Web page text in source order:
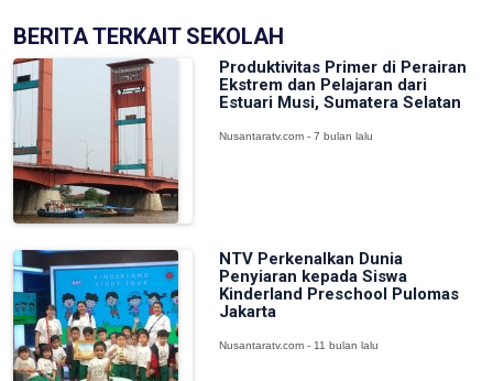
BERITA TERKAIT SEKOLAH
Produktivitas Primer di Perairan
Ekstrem dan Pelajaran dari
Estuari Musi, Sumatera Selatan
Nusantaratv.com - 7 bulan lalu
NTV Perkenalkan Dunia
Penyiaran kepada Siswa
Kinderland Preschool Pulomas
Jakarta
Nusantaratv.com - 11 bulan lalu